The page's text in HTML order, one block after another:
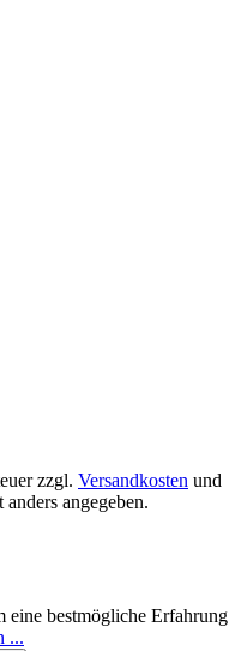
zzgl. Versandkosten und
angegeben.
eine bestmögliche Erfahrung
...